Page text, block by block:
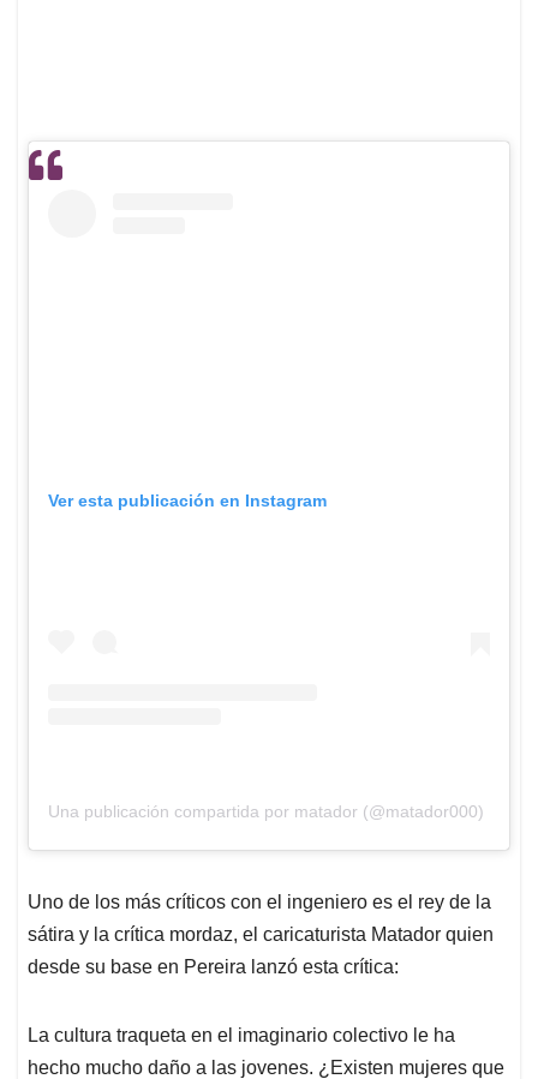
Ver esta publicación en Instagram
Una publicación compartida por matador (@matador000)
Uno de los más críticos con el ingeniero es el rey de la
sátira y la crítica mordaz, el caricaturista Matador quien
desde su base en Pereira lanzó esta crítica:
La cultura traqueta en el imaginario colectivo le ha
hecho mucho daño a las jovenes. ¿Existen mujeres que